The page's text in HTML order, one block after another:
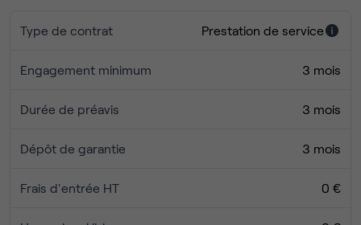
Type de contrat Prestation de service
Engagement minimum 3 mois
Durée de préavis 3 mois
Dépôt de garantie 3 mois
Frais d'entrée HT 0 €